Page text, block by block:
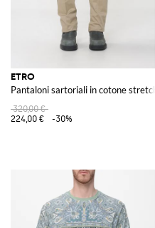
ETRO
Pantaloni sartoriali in cotone stretch
320,00 €
224,00 €
-30%